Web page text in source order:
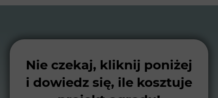
Nie czekaj, kliknij poniżej
i dowiedz się, ile kosztuje